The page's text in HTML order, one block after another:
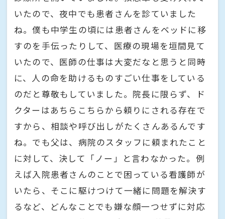
いたので、夜中でも患者さんを診ていました
ね。僕も中学生の頃には患者さんをベッドに移
すのを手伝ったりして、医療の現場を垣間見て
いたので、医師の仕事は大変だなと思うと同時
に、人の命を助けるものすごい仕事をしている
のだと尊敬もしていました。院長に限らず、ド
クターはあちらこちらから頼りにされる存在で
すから、相談や呼び出しがたくさんあるんです
ね。でも父は、病院のスタッフに頼まれたこと
に対して、決して「ノー」と言わなかった。例
えば入院患者さんのことで困っている看護師が
いたら、そこに駆けつけて一緒に問題を解決す
るなど、どんなことでも嫌な顔一つせずに対応